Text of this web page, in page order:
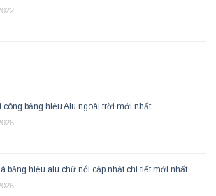
công bảng hiệu Alu ngoài trời mới nhất
bảng hiệu alu chữ nổi cập nhật chi tiết mới nhất